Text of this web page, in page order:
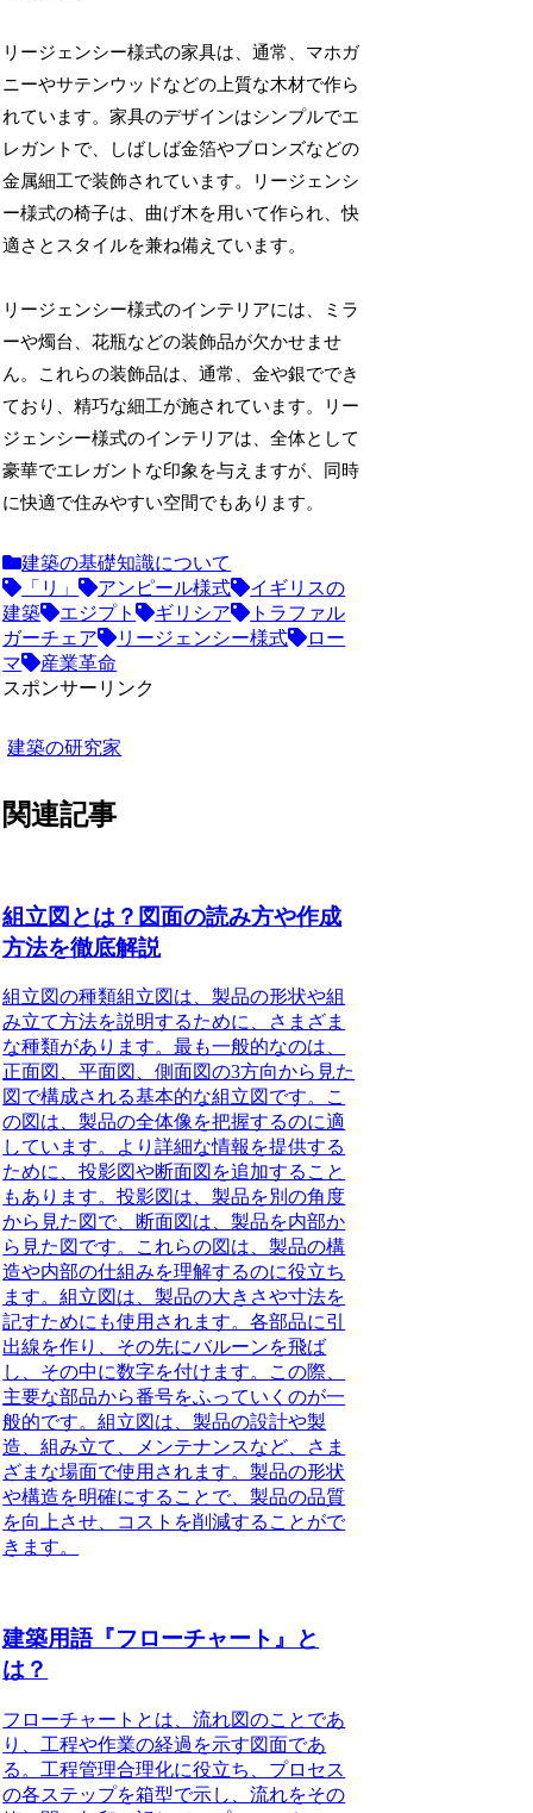
リージェンシー様式の家具は、通常、マホガ
ニーやサテンウッドなどの上質な木材で作ら
れています。家具のデザインはシンプルでエ
レガントで、しばしば金箔やブロンズなどの
金属細工で装飾されています。リージェンシ
ー様式の椅子は、曲げ木を用いて作られ、快
適さとスタイルを兼ね備えています。
リージェンシー様式のインテリアには、ミラ
ーや燭台、花瓶などの装飾品が欠かせませ
ん。これらの装飾品は、通常、金や銀ででき
ており、精巧な細工が施されています。リー
ジェンシー様式のインテリアは、全体として
豪華でエレガントな印象を与えますが、同時
に快適で住みやすい空間でもあります。
建築の基礎知識について
「リ」
アンピール様式
イギリスの
建築
エジプト ギリシア
トラファル
ガーチェア
リージェンシー様式
ロー
マ
産業革命
スポンサーリンク
建築の研究家
関連記事
組立図とは？図面の読み方や作成
方法を徹底解説
組立図の種類組立図は、製品の形状や組
み立て方法を説明するために、さまざま
な種類があります。最も一般的なのは、
正面図、平面図、側面図の3方向から見た
図で構成される基本的な組立図です。こ
の図は、製品の全体像を把握するのに適
しています。より詳細な情報を提供する
ために、投影図や断面図を追加すること
もあります。投影図は、製品を別の角度
から見た図で、断面図は、製品を内部か
ら見た図です。これらの図は、製品の構
造や内部の仕組みを理解するのに役立ち
ます。組立図は、製品の大きさや寸法を
記すためにも使用されます。各部品に引
出線を作り、その先にバルーンを飛ば
し、その中に数字を付けます。この際、
主要な部品から番号をふっていくのが一
般的です。組立図は、製品の設計や製
造、組み立て、メンテナンスなど、さま
ざまな場面で使用されます。製品の形状
や構造を明確にすることで、製品の品質
を向上させ、コストを削減することがで
きます。
建築用語『フローチャート』と
は？
フローチャートとは 、流れ図のことであ
り、工程や作業の経過を示す図面であ
る。工程管理合理化に役立ち、プロセス
の各ステップを箱型で示し、流れをその